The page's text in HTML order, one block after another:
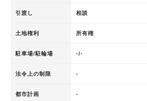
引渡し 相談
土地権利 所有権
駐車場/駐輪場 -/-
法令上の制限 -
都市計画 -